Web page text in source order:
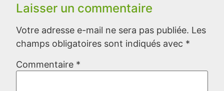
Laisser un commentaire
Votre adresse e-mail ne sera pas publiée. Les
champs obligatoires sont indiqués avec *
Commentaire *